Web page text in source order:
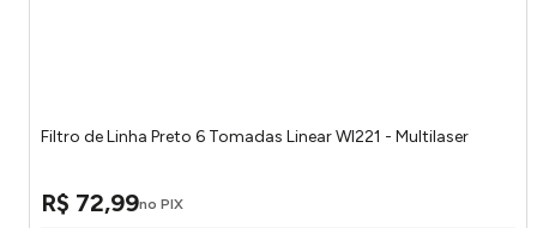
Filtro de Linha Preto 6 Tomadas Linear WI221 - Multilaser
R$ 72,99no PIX